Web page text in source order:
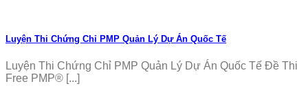
Luyện Thi Chứng Chỉ PMP Quản Lý Dự Án Quốc Tế
Luyện Thi Chứng Chỉ PMP Quản Lý Dự Án Quốc Tế Đề Thi
Free PMP® [...]